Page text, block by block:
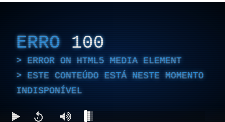
ERRO 100
ERROR ON HTML5 MEDIA ELEMENT
ESTE CONTEÚDO ESTÁ NESTE MOMENTO
INDISPONÍVEL